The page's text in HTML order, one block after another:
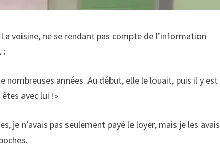
voisine, ne se rendant pas compte de l’information
:
années. Au début, elle le louait, puis il y est
avec lui !»
je n’avais pas seulement payé le loyer, mais je les avais